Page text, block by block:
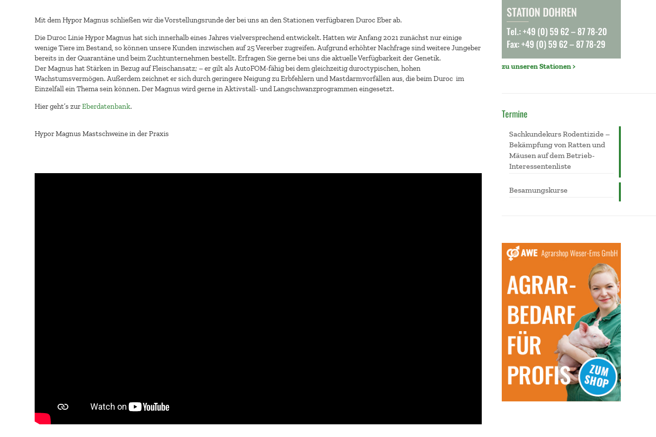
Mit dem Hypor Magnus schließen wir die Vorstellungsrunde der bei uns an den Stationen verfügbaren Duroc Eber ab.
Die Duroc Linie Hypor Magnus hat sich innerhalb eines Jahres vielversprechend entwickelt. Hatten wir Anfang 2021 zunächst nur einige
wenige Tiere im Bestand, so können unsere Kunden inzwischen auf 25 Vererber zugreifen. Aufgrund erhöhter Nachfrage sind weitere Jungeber
bereits in der Quarantäne und beim Zuchtunternehmen bestellt. Erfragen Sie gerne bei uns die aktuelle Verfügbarkeit der Genetik.
Der Magnus hat Stärken in Bezug auf Fleischansatz; – er gilt als AutoFOM-fähig bei dem gleichzeitig duroctypischen, hohen
Wachstumsvermögen. Außerdem zeichnet er sich durch geringere Neigung zu Erbfehlern und Mastdarmvorfällen aus, die beim Duroc im
Einzelfall ein Thema sein können. Der Magnus wird gerne in Aktivstall- und Langschwanzprogrammen eingesetzt.
Hier geht’s zurEberdatenbank.
Hypor Magnus Mastschweine in der Praxis
STATION DOHREN
Tel.: +49 (0) 59 62 – 87 78-20
Fax: +49 (0) 59 62 – 87 78-29
zu unseren Stationen >
Termine
Sachkundekurs Rodentizide –
Bekämpfung von Ratten und
Mäusen auf dem Betrieb-
Interessentenliste
Besamungskurse